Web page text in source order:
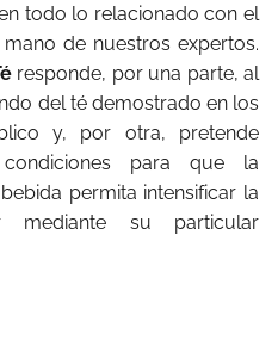
todo lo relacionado con el
de nuestros expertos.
responde, por una parte, al
del té demostrado en los
y, por otra, pretende
para que la
permita intensificar la
mediante su particular